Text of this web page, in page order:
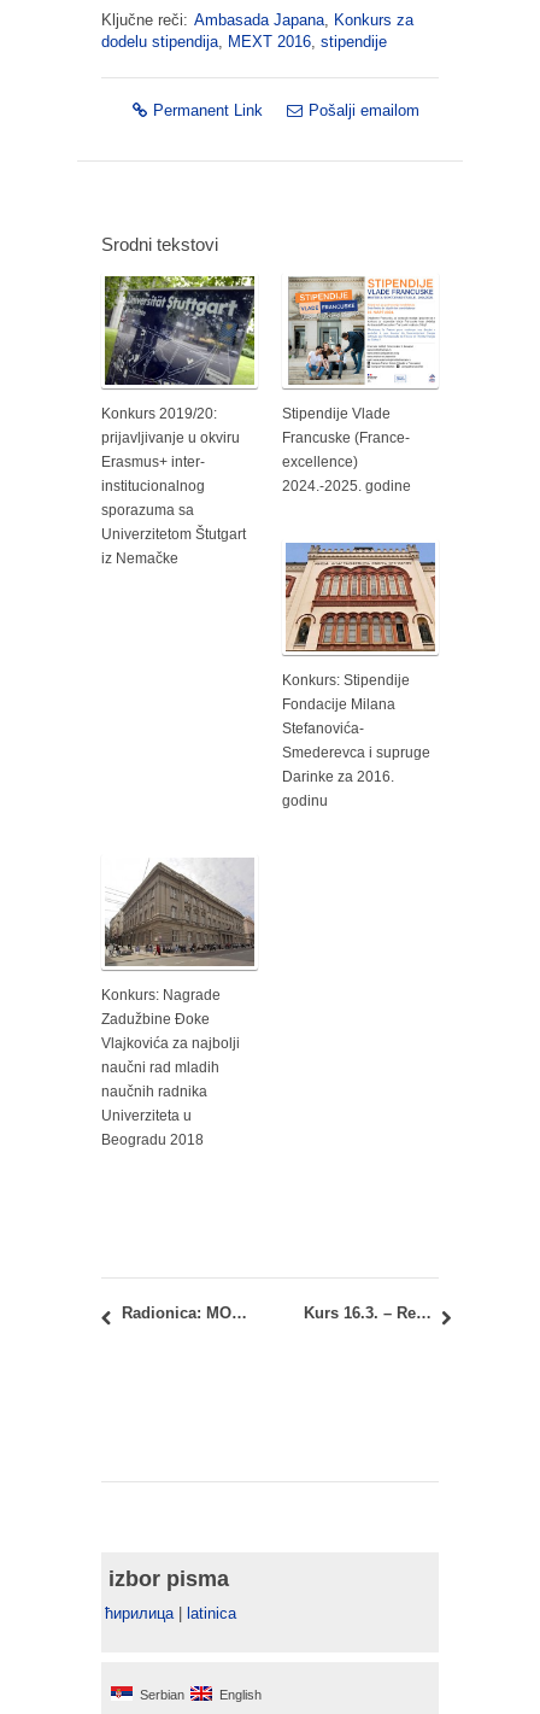
Ključne reči: Ambasada Japana, Konkurs za
dodelu stipendija, MEXT 2016, stipendije
Permanent Link Pošalji emailom
Srodni tekstovi
Konkurs 2019/20:
prijavljivanje u okviru
Erasmus+ inter-
institucionalnog
sporazuma sa
Univerzitetom Štutgart
iz Nemačke
Stipendije Vlade
Francuske (France-
excellence)
2024.-2025. godine
Konkurs: Stipendije
Fondacije Milana
Stefanovića-
Smederevca i supruge
Darinke za 2016.
godinu
Konkurs: Nagrade
Zadužbine Đoke
Vlajkovića za najbolji
naučni rad mladih
naučnih radnika
Univerziteta u
Beogradu 2018
Radionica: MOJ PORTFOLIO (2014/15) Kurs 16.3. – Regulativa: Rezultati I kolokvijuma
izbor pisma
ћирилица| latinica
Serbian English